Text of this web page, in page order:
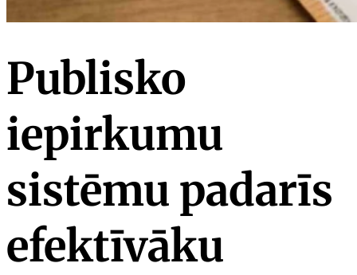
Publisko
iepirkumu
sistēmu padarīs
efektīvāku